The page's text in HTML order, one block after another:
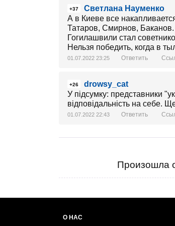
+37
Светлана Науменко
А в Киеве все
Татаров, Смирнов,
Гогилашвили стал
Нельзя победить, когда в
01.07.2022 23:25 Ответить
+26
drowsy_cat
У підсумку: представники
відповідальність на себе.
01.07.2022 22:43 Ответить
Произошла
О НАС